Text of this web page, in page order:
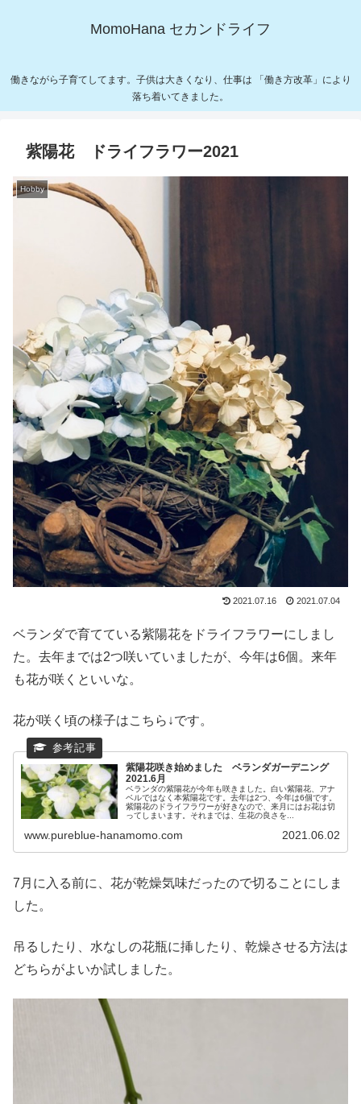
MomoHana セカンドライフ
働きながら子育てしてます。子供は大きくなり、仕事は 「働き方改革」により
落ち着いてきました。
紫陽花 ドライフラワー2021
Hobby
2021.07.16 2021.07.04
ベランダで育てている紫陽花をドライフラワーにしまし
た。去年までは2つ咲いていましたが、今年は6個。来年
も花が咲くといいな。
花が咲く頃の様子はこちら↓です。
紫陽花咲き始めました ベランダガーデニング
2021.6月
ベランダの紫陽花が今年も咲きました。白い紫陽花、アナ
ベルではなく本紫陽花です。去年は2つ、今年は6個です。
紫陽花のドライフラワーが好きなので、来月にはお花は切
ってしまいます。それまでは、生花の良さを...
www.pureblue-hanamomo.com 2021.06.02
7月に入る前に、花が乾燥気味だったので切ることにしま
した。
吊るしたり、水なしの花瓶に挿したり、乾燥させる方法は
どちらがよいか試しました。